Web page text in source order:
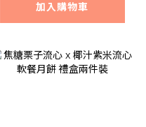
加入購物車